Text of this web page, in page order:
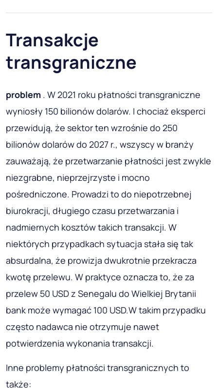
Transakcje
transgraniczne
problem . W 2021 roku płatności transgraniczne
wyniosły 150 bilionów dolarów. I chociaż eksperci
przewidują, że sektor ten wzrośnie do 250
bilionów dolarów do 2027 r., wszyscy w branży
zauważają, że przetwarzanie płatności jest zwykle
niezgrabne, nieprzejrzyste i mocno
pośredniczone. Prowadzi to do niepotrzebnej
biurokracji, długiego czasu przetwarzania i
nadmiernych kosztów takich transakcji. W
niektórych przypadkach sytuacja stała się tak
absurdalna, że prowizja dwukrotnie przekracza
kwotę przelewu. W praktyce oznacza to, że za
przelew 50 USD z Senegalu do Wielkiej Brytanii
bank może wymagać 100 USD.W takim przypadku
często nadawca nie otrzymuje nawet
potwierdzenia wykonania transakcji.
Inne problemy płatności transgranicznych to
także: